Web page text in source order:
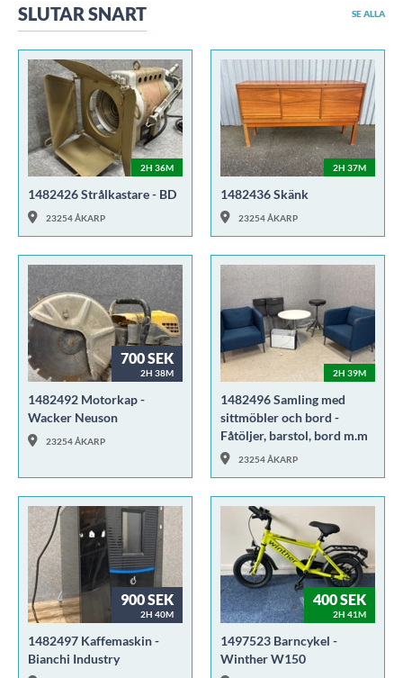
SLUTAR SNART SE ALLA
2H 36M
1482426 Strålkastare - BD
23254 ÅKARP
2H 37M
1482436 Skänk
23254 ÅKARP
700 SEK
2H 38M
1482492 Motorkap -
Wacker Neuson
23254 ÅKARP
2H 39M
1482496 Samling med
sittmöbler och bord -
Fåtöljer, barstol, bord m.m
23254 ÅKARP
900 SEK
2H 40M
1482497 Kaffemaskin -
Bianchi Industry
400 SEK
2H 41M
1497523 Barncykel -
Winther W150